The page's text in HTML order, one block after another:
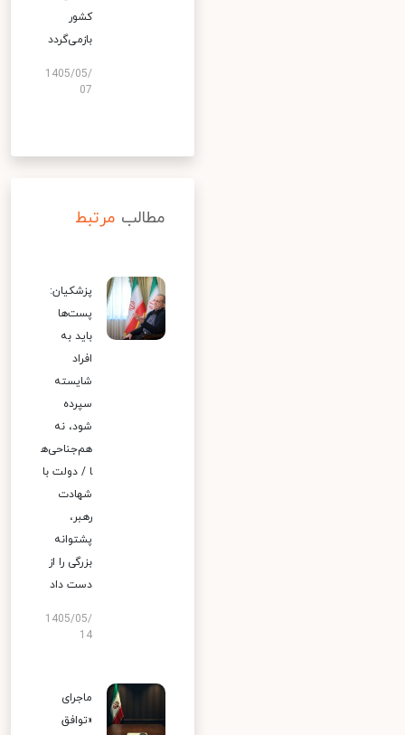
کشور
بازمی‌گردد
1405/05/
07
مطالب مرتبط
پزشکیان:
پست‌ها
باید به
افراد
شایسته
سپرده
شود، نه
هم‌جناحی‌ه
ا / دولت با
شهادت
رهبر،
پشتوانه
بزرگی را از
دست داد
1405/05/
14
ماجرای
«توافق